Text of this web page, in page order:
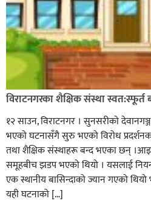
विराटनगरका शैक्षिक संस्था स्वत:स्फूर्त
१२ साउन, विराटनगर । सुनसरीको
भएको घटनासँगै सुरु भएको विरोध
तथा शैक्षिक संस्थाहरू बन्द भएका छन्
समूहबीच झडप भएको थियो । यसलाई
एक स्थानीय बासिन्दाको ज्यान गएको
यही घटनाको […]